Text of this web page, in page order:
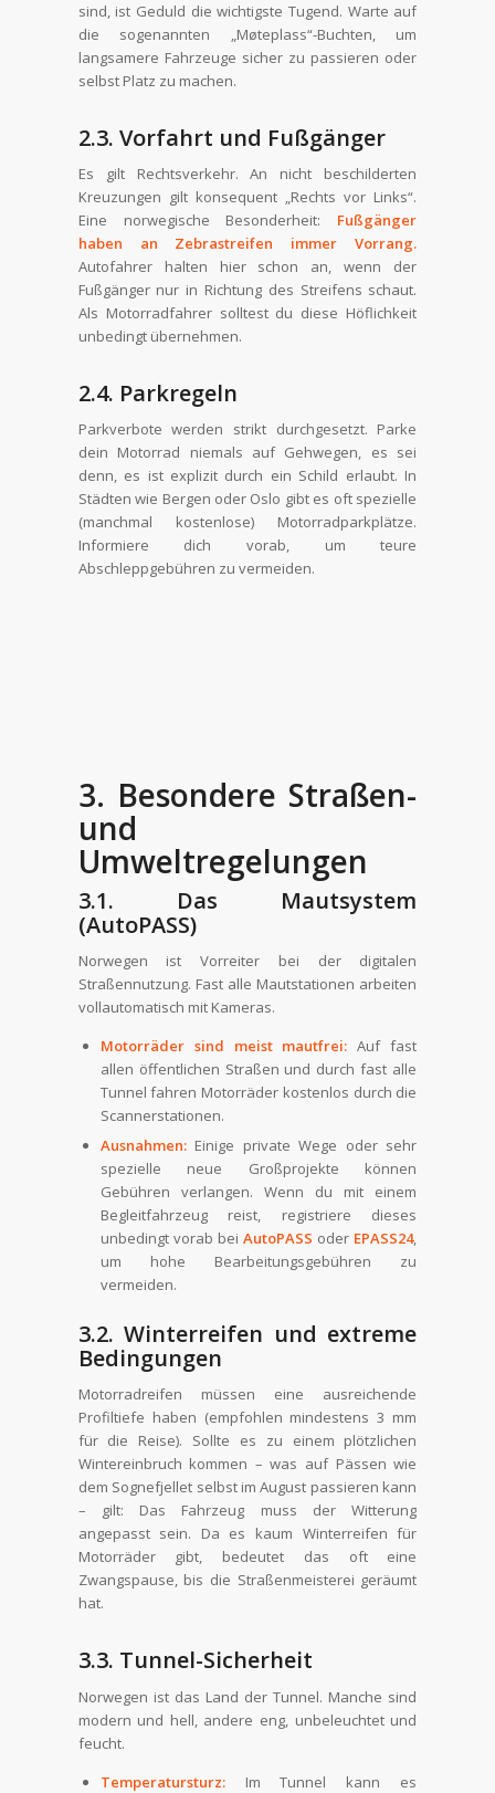
sind, ist Geduld die wichtigste Tugend. Warte auf
die sogenannten „Møteplass“-Buchten, um
langsamere Fahrzeuge sicher zu passieren oder
selbst Platz zu machen.
2.3. Vorfahrt und Fußgänger
Es gilt Rechtsverkehr. An nicht beschilderten
Kreuzungen gilt konsequent „Rechts vor Links“.
Eine norwegische Besonderheit: Fußgänger
haben an Zebrastreifen immer Vorrang.
Autofahrer halten hier schon an, wenn der
Fußgänger nur in Richtung des Streifens schaut.
Als Motorradfahrer solltest du diese Höflichkeit
unbedingt übernehmen.
2.4. Parkregeln
Parkverbote werden strikt durchgesetzt. Parke
dein Motorrad niemals auf Gehwegen, es sei
denn, es ist explizit durch ein Schild erlaubt. In
Städten wie Bergen oder Oslo gibt es oft spezielle
(manchmal kostenlose) Motorradparkplätze.
Informiere dich vorab, um teure
Abschleppgebühren zu vermeiden.
3. Besondere Straßen-
und
Umweltregelungen
3.1. Das Mautsystem
(AutoPASS)
Norwegen ist Vorreiter bei der digitalen
Straßennutzung. Fast alle Mautstationen arbeiten
vollautomatisch mit Kameras.
Motorräder sind meist mautfrei: Auf fast
allen öffentlichen Straßen und durch fast alle
Tunnel fahren Motorräder kostenlos durch die
Scannerstationen.
Ausnahmen:Einige private Wege oder sehr
spezielle neue Großprojekte können
Gebühren verlangen. Wenn du mit einem
Begleitfahrzeug reist, registriere dieses
unbedingt vorab beiAutoPASS oder EPASS24,
um hohe Bearbeitungsgebühren zu
vermeiden.
3.2. Winterreifen und extreme
Bedingungen
Motorradreifen müssen eine ausreichende
Profiltiefe haben (empfohlen mindestens 3 mm
für die Reise). Sollte es zu einem plötzlichen
Wintereinbruch kommen – was auf Pässen wie
dem Sognefjellet selbst im August passieren kann
– gilt: Das Fahrzeug muss der Witterung
angepasst sein. Da es kaum Winterreifen für
Motorräder gibt, bedeutet das oft eine
Zwangspause, bis die Straßenmeisterei geräumt
hat.
3.3. Tunnel-Sicherheit
Norwegen ist das Land der Tunnel. Manche sind
modern und hell, andere eng, unbeleuchtet und
feucht.
Temperatursturz:Im Tunnel kann es